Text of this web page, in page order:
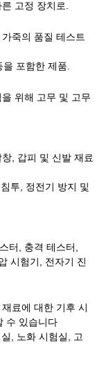
고정 장치로.
죽의 품질 테스트
포함한 제품.
위해 고무 및 고무
, 갑피 및 신발 재료
투, 정전기 방지 및
터, 충격 테스터,
시험기, 전자기 진
료에 대한 기후 시
수 있습니다
, 노화 시험실, 고